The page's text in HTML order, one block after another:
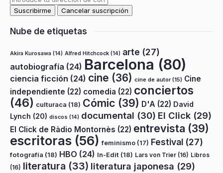
Nube de etiquetas
Akira Kurosawa (14) Alfred Hitchcock (14) arte (27)
autobiografía (24) Barcelona (80)
ciencia ficción (24) cine (36) cine de autor(15) Cine
independiente (22) comedia (22) conciertos
(46) culturaca (18) Cómic (39) D'A (22) David
Lynch (20) discos (14) documental (30) El Click (29)
El Click de Ràdio Montornès (22) entrevista (39)
escritoras (56) feminismo (17) Festival (27)
fotografía (18) HBO (24) In-Edit (18) Lars von Trier (16) Libros
(16) literatura (33) literatura japonesa (29)